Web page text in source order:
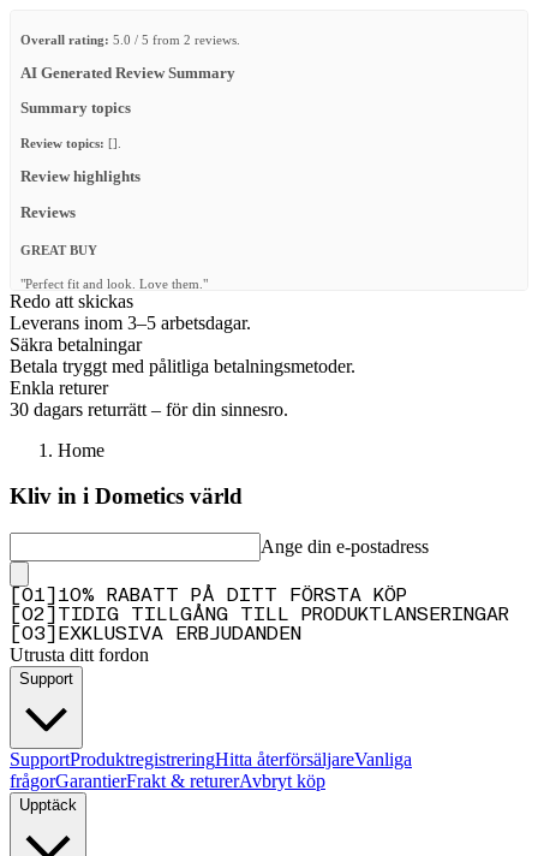
Overall rating: 5.0 / 5 from 2 reviews.
AI Generated Review Summary
Summary topics
Review topics: [].
Review highlights
Reviews
GREAT BUY
"Perfect fit and look. Love them."
5/5
☆☆☆☆☆☆☆☆☆☆☆☆☆☆☆☆☆☆☆☆☆
"☆☆☆☆☆☆☆☆☆☆☆☆☆☆☆☆☆☆☆☆☆"
—EMMANOUIL G.(5/5 )
Q&A
Redo att skickas
Leverans inom 3–5 arbetsdagar.
Säkra betalningar
Betala tryggt med pålitliga betalningsmetoder.
Enkla returer
30 dagars returrätt – för din sinnesro.
Home
Kliv in i Dometics värld
Ange din e-postadress
01
10% RABATT PÅ DITT FÖRSTA KÖP
02
TIDIG TILLGÅNG TILL PRODUKTLANSERINGAR
03 EXKLUSIVA ERBJUDANDEN
Utrusta ditt fordon
Support
SupportProduktregistreringHitta återförsäljareVanliga
frågorGarantierFrakt & returerAvbryt köp
Upptäck